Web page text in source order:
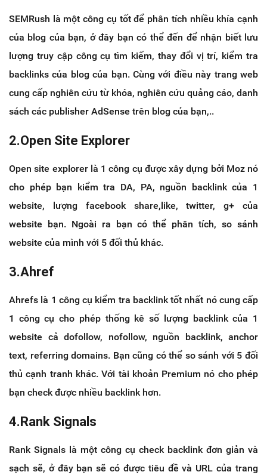
SEMRush là một công cụ tốt để phân tích nhiều khía cạnh
của blog của bạn, ở đây bạn có thể đến để nhận biết lưu
lượng truy cập công cụ tìm kiếm, thay đổi vị trí, kiểm tra
backlinks của blog của bạn. Cùng với điều này trang web
cung cấp nghiên cứu từ khóa, nghiên cứu quảng cáo, danh
sách các publisher AdSense trên blog của bạn,..
2.Open Site Explorer
Open site explorer là 1 công cụ được xây dựng bởi Moz nó
cho phép bạn kiểm tra DA, PA, nguồn backlink của 1
website, lượng facebook share,like, twitter, g+ của
website bạn. Ngoài ra bạn có thể phân tích, so sánh
website của mình với 5 đối thủ khác.
3.Ahref
Ahrefs là 1 công cụ kiểm tra backlink tốt nhất nó cung cấp
1 công cụ cho phép thống kê số lượng backlink của 1
website cả dofollow, nofollow, nguồn backlink, anchor
text, referring domains. Bạn cũng có thể so sánh với 5 đối
thủ cạnh tranh khác. Với tài khoản Premium nó cho phép
bạn check được nhiều backlink hơn.
4.Rank Signals
Rank Signals là một công cụ check backlink đơn giản và
sạch sẽ, ở đây bạn sẽ có được tiêu đề và URL của trang